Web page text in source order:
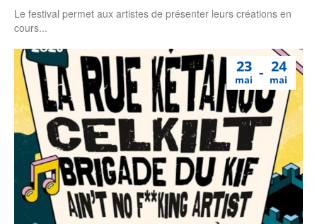
Le festival permet aux artistes de présenter leurs créations en
cours...
23
mai
24
mai